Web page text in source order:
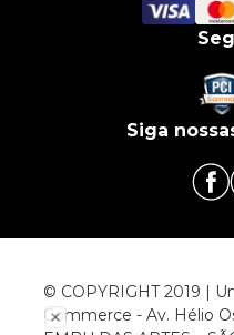
Siga
© COPYRIGHT 2019 |
Commerce - Av. Hélio